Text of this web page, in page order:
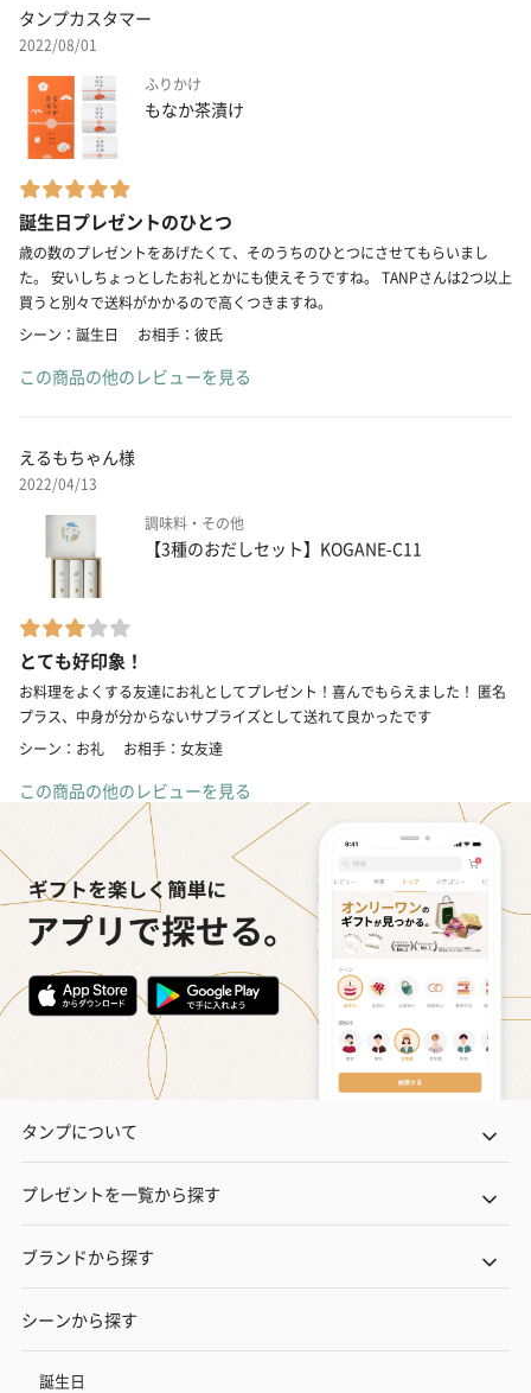
タンプカスタマー
2022/08/01
ふりかけ
もなか茶漬け
誕生日プレゼントのひとつ
歳の数のプレゼントをあげたくて、そのうちのひとつにさせてもらいまし
た。 安いしちょっとしたお礼とかにも使えそうですね。 TANPさんは2つ以上
買うと別々で送料がかかるので高くつきますね。
シーン：誕生日
お相手：彼氏
この商品の他のレビューを見る
えるもちゃん様
2022/04/13
調味料・その他
【3種のおだしセット】KOGANE-C11
とても好印象！
お料理をよくする友達にお礼としてプレゼント！喜んでもらえました！ 匿名
プラス、中身が分からないサプライズとして送れて良かったです
シーン：お礼
お相手：女友達
この商品の他のレビューを見る
タンプについて
プレゼントを一覧から探す
ブランドから探す
シーンから探す
誕生日